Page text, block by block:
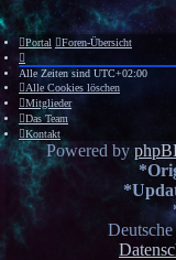
Portal Foren-Übersicht
Alle Zeiten sind UTC+02:00
Alle Cookies löschen
Mitglieder
Das Team
Kontakt
Powered by
*
*